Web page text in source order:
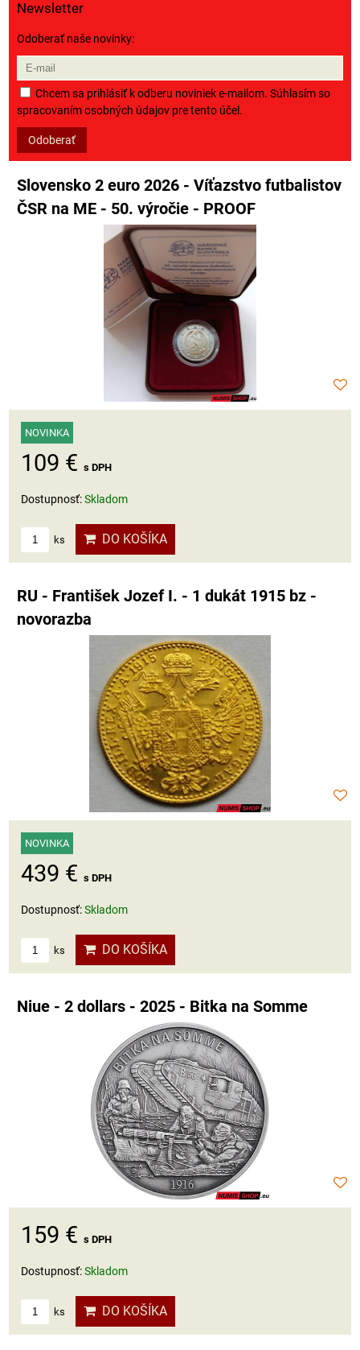
Newsletter
Odoberať naše novinky:
Chcem sa prihlásiť k odberu noviniek e-mailom. Súhlasím so
spracovaním osobných údajov pre tento účel.
Odoberať
Slovensko 2 euro 2026 - Víťazstvo futbalistov
ČSR na ME - 50. výročie - PROOF
NOVINKA
109 € s DPH
Dostupnosť:Skladom
ks DO KOŠÍKA
RU - František Jozef I. - 1 dukát 1915 bz -
novorazba
NOVINKA
439 € s DPH
Dostupnosť:Skladom
ks DO KOŠÍKA
Niue - 2 dollars - 2025 - Bitka na Somme
159 € s DPH
Dostupnosť:Skladom
ks DO KOŠÍKA